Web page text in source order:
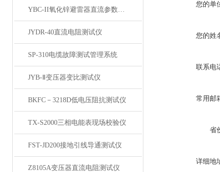
YBC-II氧化锌避雷器直流参数测试仪
JYDR-40直流电阻测试仪
SP-310电缆故障测试管理系统
JYB-Ⅱ变压器变比测试仪
BKFC－3218D低电压阻抗测试仪
TX-S2000三相电能表现场校验仪
FST-JD200接地引线导通测试仪
Z8105A变压器直流电阻测试仪
您的单
您的姓
联系电
常用邮
省
详细地